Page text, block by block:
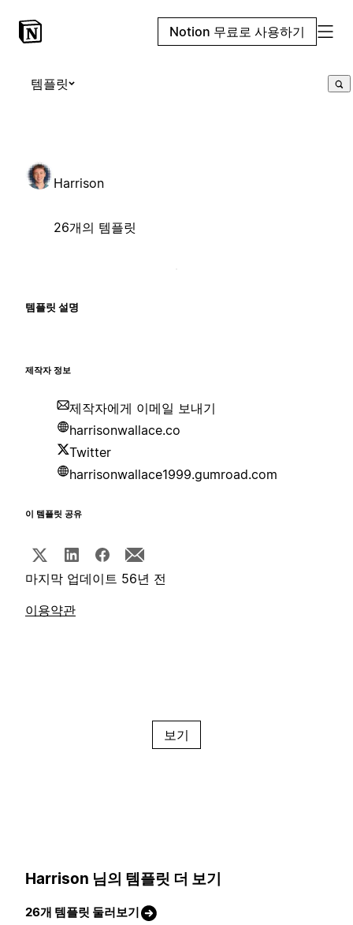
Notion 무료로 사용하기
템플릿
Harrison
26개의 템플릿
템플릿 설명
제작자 정보
제작자에게 이메일 보내기
harrisonwallace.co
Twitter
harrisonwallace1999.gumroad.com
이 템플릿 공유
마지막 업데이트 56년 전
이용약관
보기
Harrison 님의 템플릿 더 보기
26개 템플릿 둘러보기